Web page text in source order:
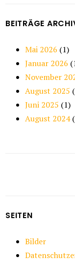
BEITRÄGE
Mai 2026 (1)
Januar 2026
November
August 2025
Juni 2025 (1)
August 2024
SEITEN
Bilder